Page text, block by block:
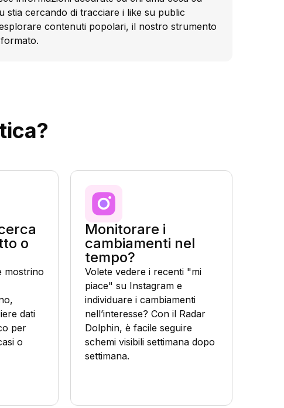
stia cercando di tracciare i like su public
contenuti popolari, il nostro strumento
o
mostrino
dati
per
o
Monitorare i
cambiamenti nel
tempo?
Volete vedere i recenti "mi
piace" su Instagram e
individuare i cambiamenti
nell’interesse? Con il Radar
Dolphin, è facile seguire
schemi visibili settimana dopo
settimana.